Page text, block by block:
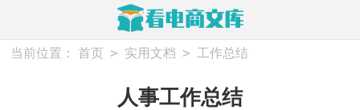
当前位置： 首页 > 实用文档 > 工作总结
人事工作总结